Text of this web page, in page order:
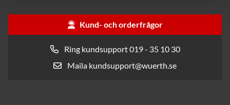
Kund- och orderfrågor
Ring kundsupport 019 - 35 10 30
Maila kundsupport@wuerth.se